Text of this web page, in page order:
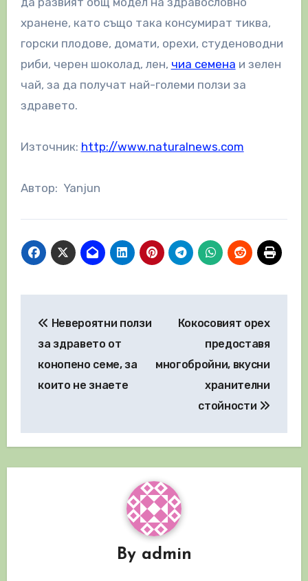
хранене, като също така консумират тиква,
горски плодове, домати, орехи, студеноводни
риби, черен шоколад, лен, чиа семена и зелен
чай, за да получат най-големи ползи за
здравето.
Източник: http://www.naturalnews.com
Автор: Yanjun
Невероятни ползи
за здравето от
конопено семе, за
които не знаете
Кокосовият орех
предоставя
многобройни, вкусни
хранителни
стойности
By admin